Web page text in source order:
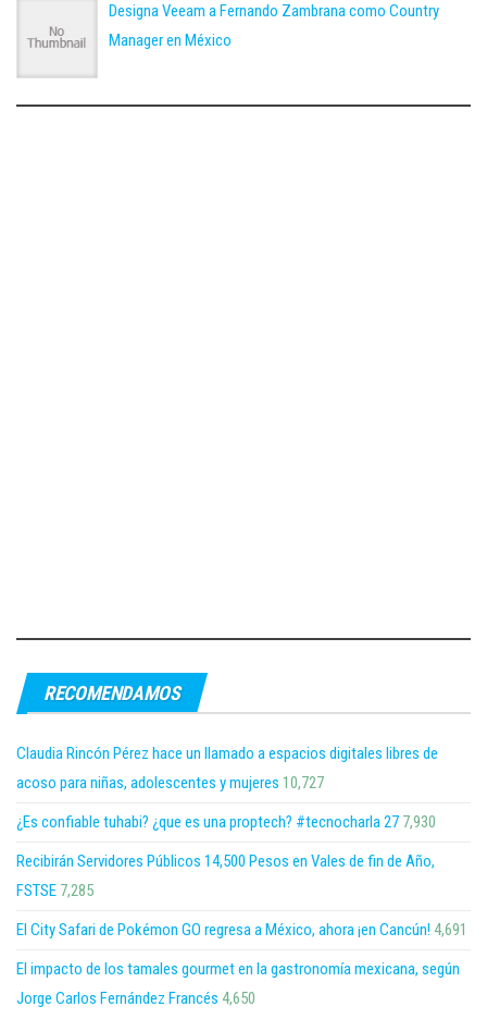
Designa Veeam a Fernando Zambrana como Country
Manager en México
RECOMENDAMOS
Claudia Rincón Pérez hace un llamado a espacios digitales libres de
acoso para niñas, adolescentes y mujeres 10,727
¿Es confiable tuhabi? ¿que es una proptech? #tecnocharla 27 7,930
Recibirán Servidores Públicos 14,500 Pesos en Vales de fin de Año,
FSTSE 7,285
El City Safari de Pokémon GO regresa a México, ahora ¡en Cancún! 4,691
El impacto de los tamales gourmet en la gastronomía mexicana, según
Jorge Carlos Fernández Francés 4,650